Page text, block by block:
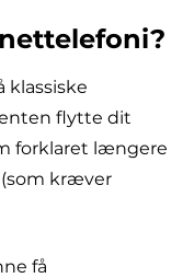
flytte dit
forklaret længere
(som kræver
få